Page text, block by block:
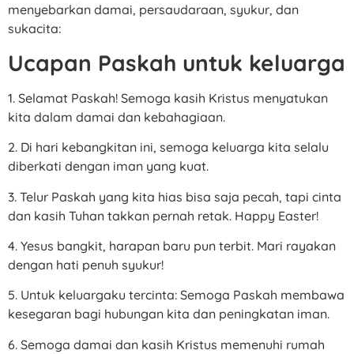
menyebarkan damai, persaudaraan, syukur, dan
sukacita:
Ucapan Paskah untuk keluarga
1. Selamat Paskah! Semoga kasih Kristus menyatukan
kita dalam damai dan kebahagiaan.
2. Di hari kebangkitan ini, semoga keluarga kita selalu
diberkati dengan iman yang kuat.
3. Telur Paskah yang kita hias bisa saja pecah, tapi cinta
dan kasih Tuhan takkan pernah retak. Happy Easter!
4. Yesus bangkit, harapan baru pun terbit. Mari rayakan
dengan hati penuh syukur!
5. Untuk keluargaku tercinta: Semoga Paskah membawa
kesegaran bagi hubungan kita dan peningkatan iman.
6. Semoga damai dan kasih Kristus memenuhi rumah